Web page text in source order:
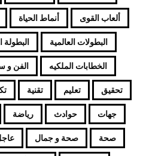
ألعاب القوى أنماط الحياة
البطولات العالمية البطولة
الخطابات الملكيه الفن و
تحقيق تعليم تقنية
جهات حوادث رياضة
صحة صحة و جمال